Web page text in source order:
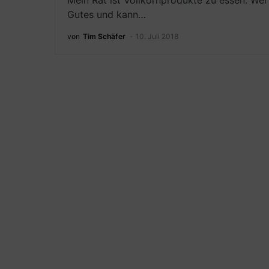
Gutes und kann…
von Tim Schäfer 10. Juli 2018